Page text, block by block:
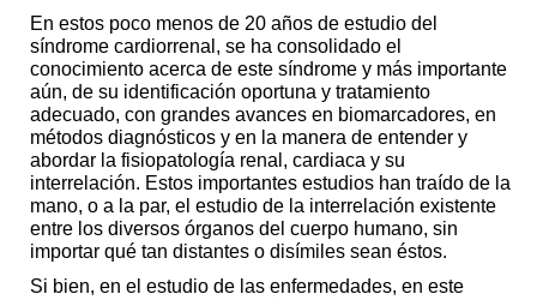
En estos poco menos de 20 años de estudio del
síndrome cardiorrenal, se ha consolidado el
conocimiento acerca de este síndrome y más importante
aún, de su identificación oportuna y tratamiento
adecuado, con grandes avances en biomarcadores, en
métodos diagnósticos y en la manera de entender y
abordar la fisiopatología renal, cardiaca y su
interrelación. Estos importantes estudios han traído de la
mano, o a la par, el estudio de la interrelación existente
entre los diversos órganos del cuerpo humano, sin
importar qué tan distantes o disímiles sean éstos.
Si bien, en el estudio de las enfermedades, en este